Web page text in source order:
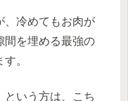
、冷めてもお肉が
間を埋める最強の
。
という方は、こち